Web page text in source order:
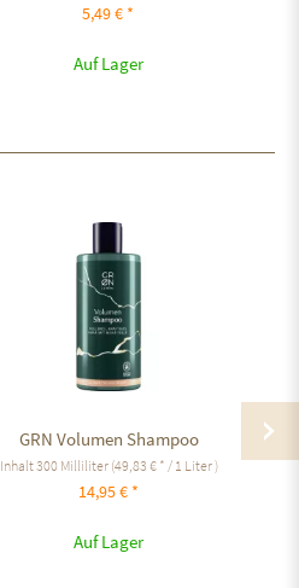
5,49 € *
Auf Lager
GRN Volumen Shampoo
Inhalt300 Milliliter (49,83 € * / 1 Liter )
14,95 € *
Auf Lager